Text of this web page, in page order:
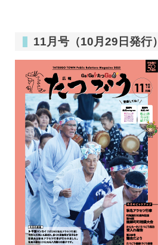
11月号（10月29日発行）